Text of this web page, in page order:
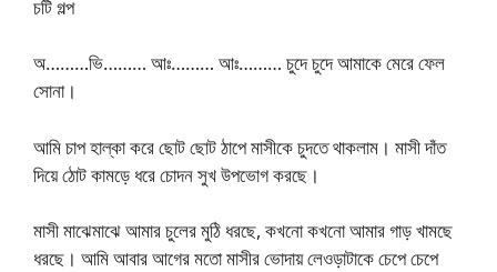
চটি গল্প
অ………ভি……… আঃ……… আঃ……… চুদে চুদে আমাকে মেরে ফেল
সোনা।
আমি চাপ হাল্কা করে ছোট ছোট ঠাপে মাসীকে চুদতে থাকলাম। মাসী দাঁত
দিয়ে ঠোট কামড়ে ধরে চোদন সুখ উপভোগ করছে।
মাসী মাঝেমাঝে আমার চুলের মুঠি ধরছে, কখনো কখনো আমার গাড় খামছে
ধরছে। আমি আবার আগের মতো মাসীর ভোদায় লেওড়াটাকে চেপে চেপে